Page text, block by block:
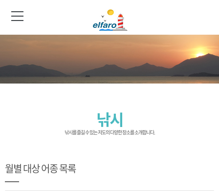
낚시
낚시를 즐길 수 있는 저도의 다양한 장소를 소개합니다.
월별 대상 어종 목록